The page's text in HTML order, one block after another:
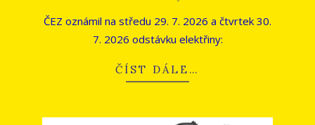
26
ČEZ oznámil na středu 29. 7. 2026 a čtvrtek 30.
7. 2026 odstávku elektřiny:
ČÍST DÁLE…